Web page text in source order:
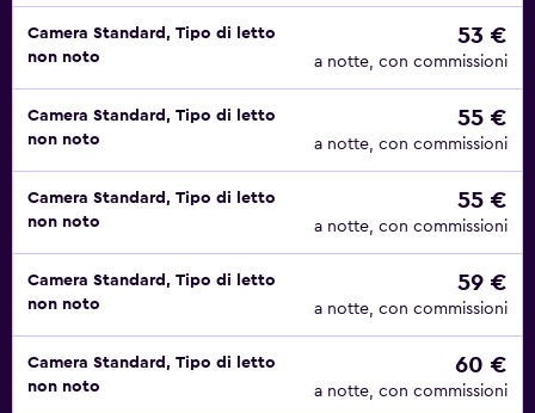
Camera Standard, Tipo di letto
non noto
53 €
a notte, con commissioni
Camera Standard, Tipo di letto
non noto
55 €
a notte, con commissioni
Camera Standard, Tipo di letto
non noto
55 €
a notte, con commissioni
Camera Standard, Tipo di letto
non noto
59 €
a notte, con commissioni
Camera Standard, Tipo di letto
non noto
60 €
a notte, con commissioni